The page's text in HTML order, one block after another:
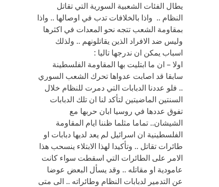
يطال الفئات الشعبية السورية التي تقاتل
النظام .. واذا بالخلافات تدب في اوصالها .. واذا
بمقاومة الشعب تتجه نحو المعدات في اكثرها
وليس ضد الافراد الذين يقاتلونهم .. ولذلك
اسباب يمكن ان ندرجها تاليا :
اولا – ان ما ابتليت بها المقاومة الفلسطينة
سابقا قد اصابت عدواها تحرك الشعب السوري
.. فلو عددنا الدبابات التي دمرت للنظام خلال
السنتين الماضيتين لتأكد لنا ان تلك الدبابات
تفوق عددها في روسيا ابان حربها مع
الشيشان.. تماما مثلما ظننا ايام المقاومة
الفلسطينية ان اسرائيل لم يعد لديها دبابات او
طائرات تقاتل .. وتأكيدا لهذا الابتلاء ينسحب هذا
الامر على الطائرات التي اسقطت سواء كانت
عامودية او مقاتله .. وقد يسأل البعض عوضا
عن التدمير لدبابات النظام وطائراته .. الى متى